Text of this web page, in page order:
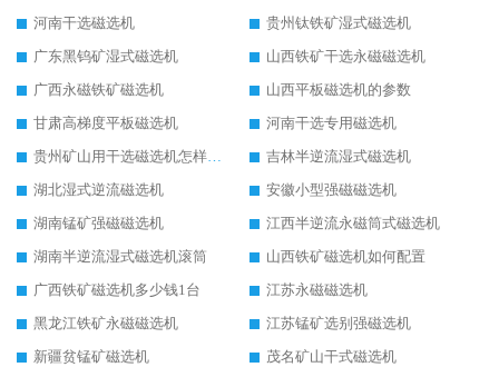
河南干选磁选机
贵州钛铁矿湿式磁选机
广东黑钨矿湿式磁选机
山西铁矿干选永磁磁选机
广西永磁铁矿磁选机
山西平板磁选机的参数
甘肃高梯度平板磁选机
河南干选专用磁选机
贵州矿山用干选磁选机怎样调磁
吉林半逆流湿式磁选机
湖北湿式逆流磁选机
安徽小型强磁磁选机
湖南锰矿强磁磁选机
江西半逆流永磁筒式磁选机
湖南半逆流湿式磁选机滚筒
山西铁矿磁选机如何配置
广西铁矿磁选机多少钱1台
江苏永磁磁选机
黑龙江铁矿永磁磁选机
江苏锰矿选别强磁选机
新疆贫锰矿磁选机
茂名矿山干式磁选机